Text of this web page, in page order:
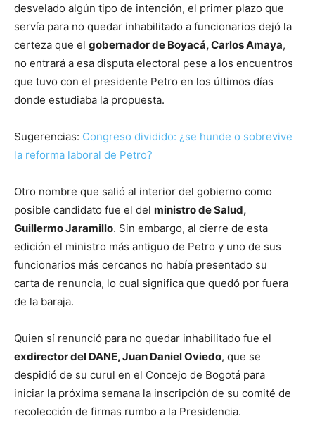
desvelado algún tipo de intención, el primer plazo que
servía para no quedar inhabilitado a funcionarios dejó la
certeza que el gobernador de Boyacá, Carlos Amaya,
no entrará a esa disputa electoral pese a los encuentros
que tuvo con el presidente Petro en los últimos días
donde estudiaba la propuesta.
Sugerencias: Congreso dividido: ¿se hunde o sobrevive
la reforma laboral de Petro?
Otro nombre que salió al interior del gobierno como
posible candidato fue el del ministro de Salud,
Guillermo Jaramillo. Sin embargo, al cierre de esta
edición el ministro más antiguo de Petro y uno de sus
funcionarios más cercanos no había presentado su
carta de renuncia, lo cual significa que quedó por fuera
de la baraja.
Quien sí renunció para no quedar inhabilitado fue el
exdirector del DANE, Juan Daniel Oviedo, que se
despidió de su curul en el Concejo de Bogotá para
iniciar la próxima semana la inscripción de su comité de
recolección de firmas rumbo a la Presidencia.